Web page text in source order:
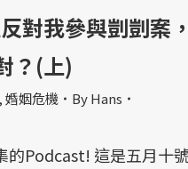
對我參與剴剴案
？(上)
,婚姻危機 ByHans
的Podcast! 這是五月十